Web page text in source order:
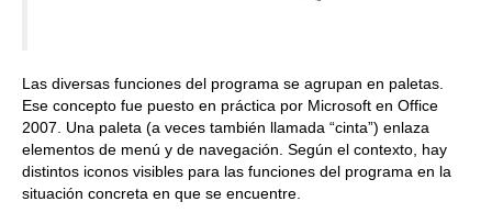
Las diversas funciones del programa se agrupan en paletas.
Ese concepto fue puesto en práctica por Microsoft en Office
2007. Una paleta (a veces también llamada “cinta”) enlaza
elementos de menú y de navegación. Según el contexto, hay
distintos iconos visibles para las funciones del programa en la
situación concreta en que se encuentre.